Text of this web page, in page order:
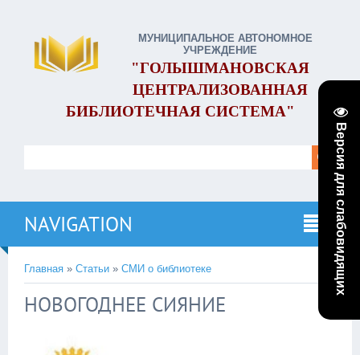
Версия для слабовидящих
МУНИЦИПАЛЬНОЕ АВТОНОМНОЕ
УЧРЕЖДЕНИЕ
"ГОЛЫШМАНОВСКАЯ
ЦЕНТРАЛИЗОВАННАЯ
БИБЛИОТЕЧНАЯ СИСТЕМА"
NAVIGATION
Главная » Статьи » СМИ о библиотеке
НОВОГОДНЕЕ СИЯНИЕ